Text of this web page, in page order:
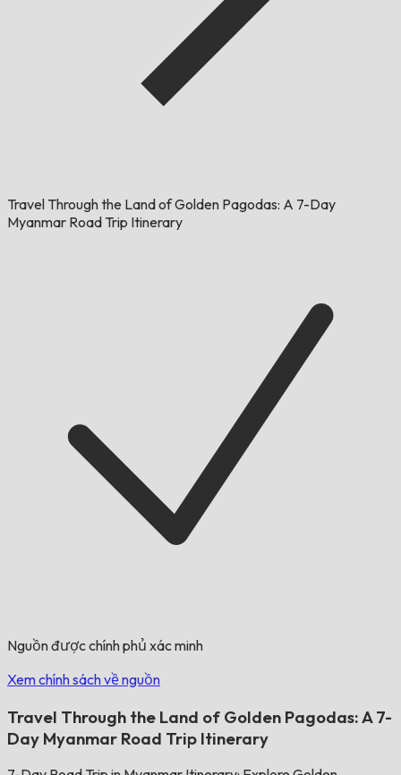
Travel Through the Land of Golden Pagodas: A 7-Day
Myanmar Road Trip Itinerary
Nguồn được chính phủ xác minh
Xem chính sách về nguồn
Travel Through the Land of Golden Pagodas: A 7-
Day Myanmar Road Trip Itinerary